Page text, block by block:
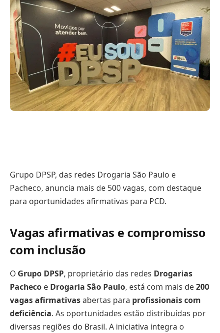
Grupo DPSP, das redes Drogaria São Paulo e
Pacheco, anuncia mais de 500 vagas, com destaque
para oportunidades afirmativas para PCD.
Vagas afirmativas e compromisso
com inclusão
O Grupo DPSP, proprietário das redes Drogarias
Pacheco e Drogaria São Paulo, está com mais de200
vagas afirmativasabertas para profissionais com
deficiência. As oportunidades estão distribuídas por
diversas regiões do Brasil. A iniciativa integra o